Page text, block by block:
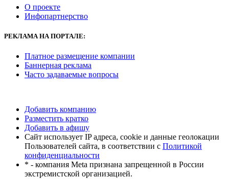
О проекте
Инфопартнерство
РЕКЛАМА НА ПОРТАЛЕ:
Платное размещение компании
Баннерная реклама
Часто задаваемые вопросы
Добавить компанию
Разместить кратко
Добавить в афишу
Сайт использует IP адреса, cookie и данные геолокации
Пользователей сайта, в соответствии с Политикой
конфиденциальности
* - компания Meta признана запрещенной в России
экстремистской организацией.